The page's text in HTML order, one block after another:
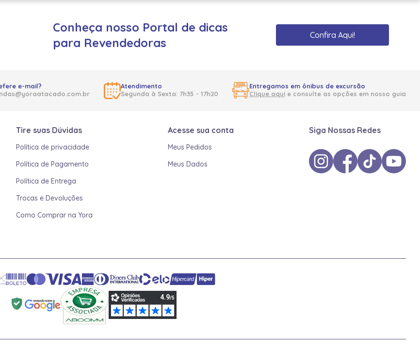
Conheça nosso Portal de dicas
para Revendedoras
Confira Aqui!
e-mail?
Atendimento
Segunda à Sexta: 7h35 - 17h20
Entregamos em ônibus de excursão
Clique aquie consulte as opções em nosso guia
Tire suas Dúvidas
Política de privacidade
Política de Pagamento
Política de Entrega
Trocas e Devoluções
Como Comprar na Yora
Acesse sua conta
Meus Pedidos
Meus Dados
Siga Nossas Redes